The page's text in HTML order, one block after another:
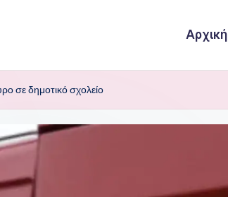
Αρχική
σε δημοτικό σχολείο